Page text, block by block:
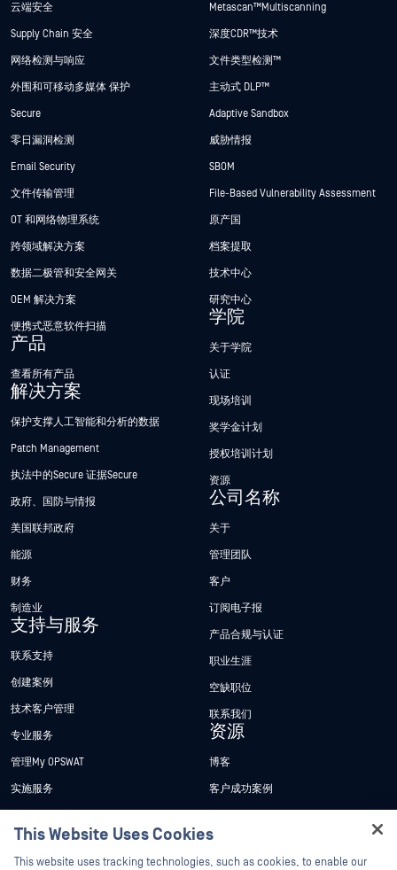
云端安全
Supply Chain 安全
网络检测与响应
外围和可移动多媒体 保护
Secure
零日漏洞检测
Email Security
文件传输管理
OT 和网络物理系统
跨领域解决方案
数据二极管和安全网关
OEM 解决方案
便携式恶意软件扫描
产品
查看所有产品
解决方案
保护支撑人工智能和分析的数据
Patch Management
执法中的Secure 证据Secure
政府、国防与情报
美国联邦政府
能源
财务
制造业
支持与服务
联系支持
创建案例
技术客户管理
专业服务
管理My OPSWAT
实施服务
技术文档
Metascan™ Multiscanning
深度CDR™技术
文件类型检测™
主动式 DLP™
Adaptive Sandbox
威胁情报
SBOM
File-Based Vulnerability Assessment
原产国
档案提取
技术中心
研究中心
学院
关于学院
认证
现场培训
奖学金计划
授权培训计划
资源
公司名称
关于
管理团队
客户
订阅电子报
产品合规与认证
职业生涯
空缺职位
联系我们
资源
博客
客户成功案例
新闻报道
This Website Uses Cookies
This website uses tracking technologies, such as cookies, to enable our
Hey there!